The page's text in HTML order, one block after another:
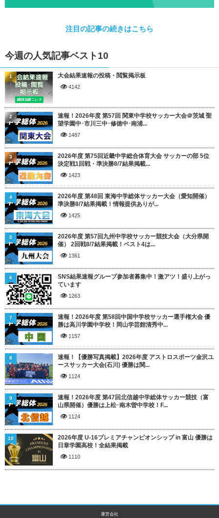
注目の記事の続きはこちら
今週の人気記事ベスト10
大会結果速報の投稿・閲覧掲示板
4142
1
速報！2026年度 第57回 関東中学校サッカー大会＠茨城 聖
望学園中･市川三中･修徳中･南浦...
1487
2
2026年度 第75回近畿中学総合体育大会 サッカーの部 5位
決定戦1回戦・準決勝8/7結果掲載...
1423
3
2026年度 第48回 東海中学総体サッカー大会（愛知開催）
準決勝8/7結果掲載！情報提供ありが...
1425
4
2026年度 第57回九州中学校サッカー競技大会（大分県開
催） 2回戦8/7結果掲載！ベスト4は...
1361
5
SNS結果速報グループ参加者募集中！激アツ！盛り上がっ
ています
1263
6
速報！2026年度 第58回中国中学校サッカー選手権大会 優
勝は高川学園中学校！岡山学芸館清秀中...
1157
7
速報！【優勝写真掲載】2026年度 アストロスポーツ金沢ユ
ースサッカー大会(石川) 優勝は関...
1124
8
速報！2026年度 第47回北信越中学総体サッカー競技（富
山県開催）優勝は上松･南木曽中学校！F...
1124
9
2026年度 U-16プレミアチャンピオンシップ in 富山 優勝は
日章学園高校！全結果掲載
1110
10
運営会社